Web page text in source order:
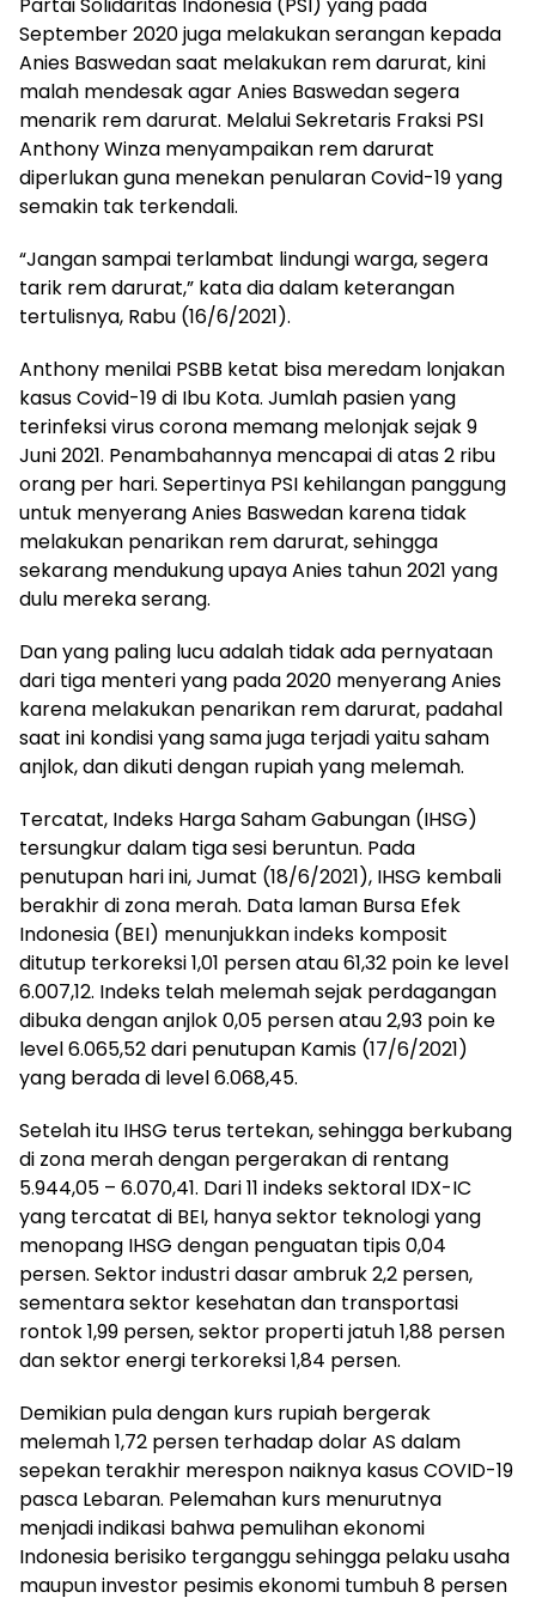
September 2020 juga melakukan serangan kepada
Anies Baswedan saat melakukan rem darurat, kini
malah mendesak agar Anies Baswedan segera
menarik rem darurat. Melalui Sekretaris Fraksi PSI
Anthony Winza menyampaikan rem darurat
diperlukan guna menekan penularan Covid-19 yang
semakin tak terkendali.
“Jangan sampai terlambat lindungi warga, segera
tarik rem darurat,” kata dia dalam keterangan
tertulisnya, Rabu (16/6/2021).
Anthony menilai PSBB ketat bisa meredam lonjakan
kasus Covid-19 di Ibu Kota. Jumlah pasien yang
terinfeksi virus corona memang melonjak sejak 9
Juni 2021. Penambahannya mencapai di atas 2 ribu
orang per hari. Sepertinya PSI kehilangan panggung
untuk menyerang Anies Baswedan karena tidak
melakukan penarikan rem darurat, sehingga
sekarang mendukung upaya Anies tahun 2021 yang
dulu mereka serang.
Dan yang paling lucu adalah tidak ada pernyataan
dari tiga menteri yang pada 2020 menyerang Anies
karena melakukan penarikan rem darurat, padahal
saat ini kondisi yang sama juga terjadi yaitu saham
anjlok, dan dikuti dengan rupiah yang melemah.
Tercatat, Indeks Harga Saham Gabungan (IHSG)
tersungkur dalam tiga sesi beruntun. Pada
penutupan hari ini, Jumat (18/6/2021), IHSG kembali
berakhir di zona merah. Data laman Bursa Efek
Indonesia (BEI) menunjukkan indeks komposit
ditutup terkoreksi 1,01 persen atau 61,32 poin ke level
6.007,12. Indeks telah melemah sejak perdagangan
dibuka dengan anjlok 0,05 persen atau 2,93 poin ke
level 6.065,52 dari penutupan Kamis (17/6/2021)
yang berada di level 6.068,45.
Setelah itu IHSG terus tertekan, sehingga berkubang
di zona merah dengan pergerakan di rentang
5.944,05 – 6.070,41. Dari 11 indeks sektoral IDX-IC
yang tercatat di BEI, hanya sektor teknologi yang
menopang IHSG dengan penguatan tipis 0,04
persen. Sektor industri dasar ambruk 2,2 persen,
sementara sektor kesehatan dan transportasi
rontok 1,99 persen, sektor properti jatuh 1,88 persen
dan sektor energi terkoreksi 1,84 persen.
Demikian pula dengan kurs rupiah bergerak
melemah 1,72 persen terhadap dolar AS dalam
sepekan terakhir merespon naiknya kasus COVID-19
pasca Lebaran. Pelemahan kurs menurutnya
menjadi indikasi bahwa pemulihan ekonomi
Indonesia berisiko terganggu sehingga pelaku usaha
maupun investor pesimis ekonomi tumbuh 8 persen